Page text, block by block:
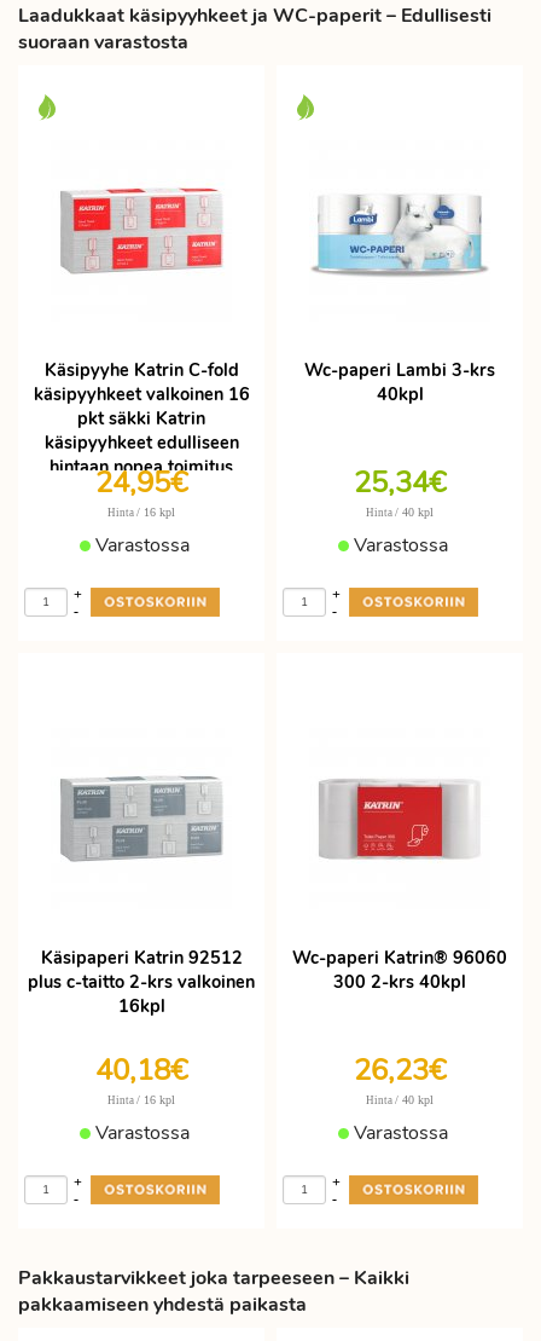
Laadukkaat käsipyyhkeet ja WC-paperit – Edullisesti
suoraan varastosta
Käsipyyhe Katrin C-fold
käsipyyhkeet valkoinen 16
pkt säkki Katrin
käsipyyhkeet edulliseen
hintaan nopea toimitus
24,95€
Hinta / 16 kpl
Varastossa
-
+
Wc-paperi Lambi 3-krs
40kpl
25,34€
Hinta / 40 kpl
Varastossa
-
+
Käsipaperi Katrin 92512
plus c-taitto 2-krs valkoinen
16kpl
40,18€
Hinta / 16 kpl
Varastossa
-
+
Wc-paperi Katrin® 96060
300 2-krs 40kpl
26,23€
Hinta / 40 kpl
Varastossa
-
+
Pakkaustarvikkeet joka tarpeeseen – Kaikki
pakkaamiseen yhdestä paikasta